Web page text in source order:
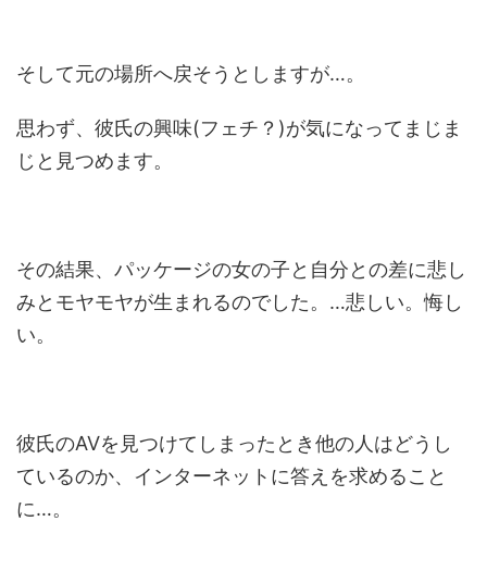
そして元の場所へ戻そうとしますが…。
思わず、彼氏の興味(フェチ？)が気になってまじま
じと見つめます。
その結果、パッケージの女の子と自分との差に悲し
みとモヤモヤが生まれるのでした。…悲しい。悔し
い。
彼氏のAVを見つけてしまったとき他の人はどうし
ているのか、インターネットに答えを求めること
に…。